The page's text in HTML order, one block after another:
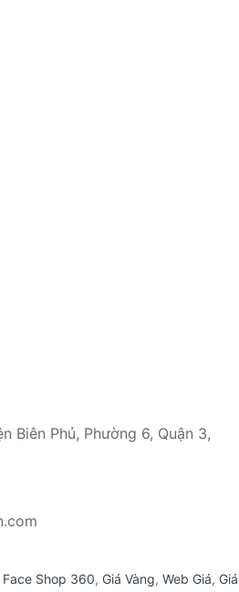
Biên Phủ, Phường 6, Quận 3,
Face Shop 360, Giá Vàng, Web Giá, Giá